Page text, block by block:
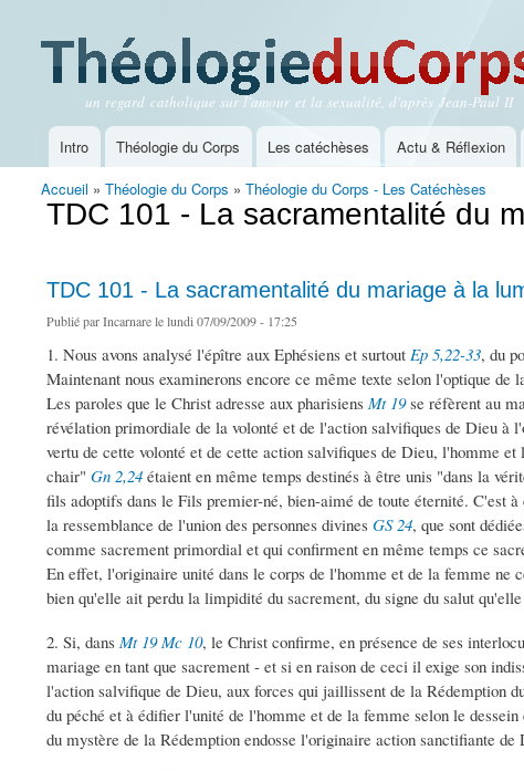
Théologie du Corps
un regard catholique sur l'amour et la sexualité, d'après Jean-Paul II
Menu principal
Intro Théologie du Corps Les catéchèses Actu & Réflexion
Vous êtes ici
Accueil » Théologie du Corps » Théologie du Corps - Les Catéchèses
TDC 101 - La sacramentalité du
TDC 101 - La sacramentalité du mariage à la
Publié parIncarnarele lundi 07/09/2009 - 17:25
1. Nous avons analysé l'épître aux Ephésiens et surtout Ep 5,22-33, du
Maintenant nous examinerons encore ce même texte selon l'optique de
Les paroles que le Christ adresse aux pharisiens Mt 19se réfèrent au
révélation primordiale de la volonté et de l'action salvifiques de Dieu à
vertu de cette volonté et de cette action salvifiques de Dieu, l'homme
chair" Gn 2,24 étaient en même temps destinés à être unis "dans la
fils adoptifs dans le Fils premier-né, bien-aimé de toute éternité. C'est
la ressemblance de l'union des personnes divines GS 24, que sont
comme sacrement primordial et qui confirment en même temps ce
En effet, l'originaire unité dans le corps de l'homme et de la femme ne
bien qu'elle ait perdu la limpidité du sacrement, du signe du salut
2. Si, dans Mt 19 Mc 10, le Christ confirme, en présence de ses
mariage en tant que sacrement - et si en raison de ceci il exige son
l'action salvifique de Dieu, aux forces qui jaillissent de la Rédemption
du péché et à édifier l'unité de l'homme et de la femme selon le
du mystère de la Rédemption endosse l'originaire action sanctifiante